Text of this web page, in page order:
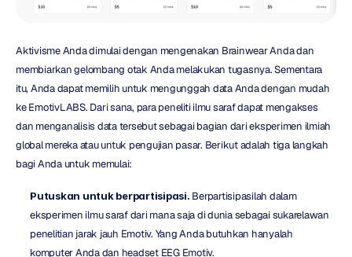
Aktivisme Anda dimulai dengan mengenakan Brainwear Anda dan
membiarkan gelombang otak Anda melakukan tugasnya. Sementara
itu, Anda dapat memilih untuk mengunggah data Anda dengan mudah
ke EmotivLABS. Dari sana, para peneliti ilmu saraf dapat mengakses
dan menganalisis data tersebut sebagai bagian dari eksperimen ilmiah
global mereka atau untuk pengujian pasar. Berikut adalah tiga langkah
bagi Anda untuk memulai:
Putuskan untuk berpartisipasi. Berpartisipasilah dalam
eksperimen ilmu saraf dari mana saja di dunia sebagai sukarelawan
penelitian jarak jauh Emotiv. Yang Anda butuhkan hanyalah
komputer Anda dan headset EEG Emotiv.